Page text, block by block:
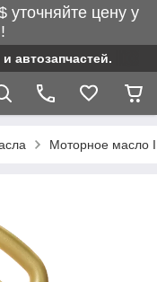
уточняйте цену у
автозапчастей.
Моторное масло